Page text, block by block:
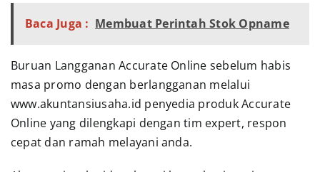
Baca Juga : Membuat Perintah Stok Opname
Buruan Langganan Accurate Online sebelum habis
masa promo dengan berlangganan melalui
www.akuntansiusaha.id penyedia produk Accurate
Online yang dilengkapi dengan tim expert, respon
cepat dan ramah melayani anda.